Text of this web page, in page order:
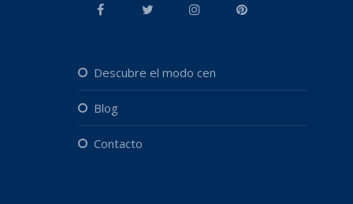
descubre el modo cen
blog
contacto